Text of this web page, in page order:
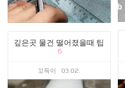
깊은곳 물건 떨어졌을때 팁
6
꼬득이 03.02.